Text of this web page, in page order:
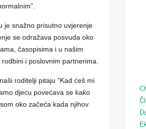
je snažno prisutno uvjerenje
se odražava posvuda oko
časopisima i u našim
i poslovnim partnerima.
roditelji pitaju “Kad ćeš mi
djecu povećava se kako
oko začeća kada njihov